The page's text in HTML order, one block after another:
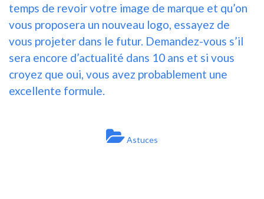
temps de revoir votre image de marque et qu’on
vous proposera un nouveau logo, essayez de
vous projeter dans le futur. Demandez-vous s’il
sera encore d’actualité dans 10 ans et si vous
croyez que oui, vous avez probablement une
excellente formule.
Astuces